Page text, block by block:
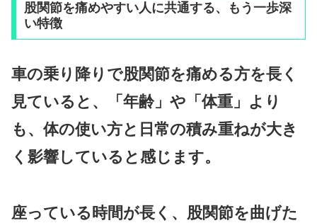
股関節を痛めやすい人に共通する、もう一歩深
い特徴
車の乗り降りで股関節を痛める方を長く
見ていると、「年齢」や「体重」より
も、体の使い方と日常の積み重ねが大き
く影響していると感じます。
座っている時間が長く、股関節を曲げた